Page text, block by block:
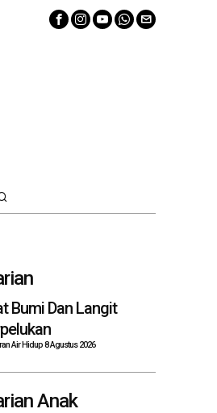
Bumi Dan Langit
Air Hidup 8 Agustus 2026
Anak